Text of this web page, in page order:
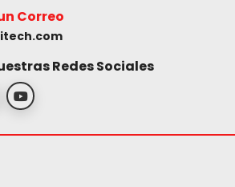
Correo
Redes Sociales